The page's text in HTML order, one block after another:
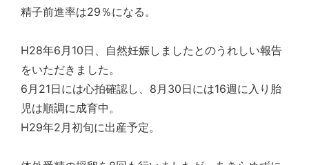
精子前進率は29％になる。
H28年6月10日、自然妊娠しましたとのうれしい報告
をいただきました。
6月21日には心拍確認し、8月30日には16週に入り胎
児は順調に成育中。
H29年2月初旬に出産予定。